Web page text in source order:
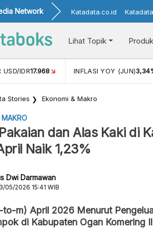
Network Katadata.co.id
Lihat Topik Produk
USD/IDR17.968 INFLASI YOY (JUN)
Stories Ekonomi & Makro
dan Alas Kaki di
Naik 1,23%
Dwi Darmawan
05/2026 15:41 WIB
to-m) April 2026 Menurut
di Kabupaten Ogan Komering